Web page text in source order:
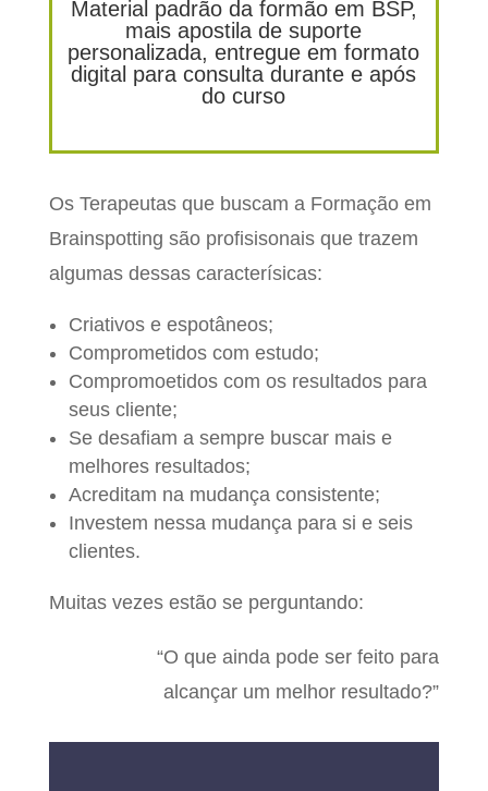
Material padrão da formão em BSP,
mais apostila de suporte
personalizada, entregue em formato
digital para consulta durante e após
do curso
Os Terapeutas que buscam a Formação em
Brainspotting são profisisonais que trazem
algumas dessas caracterísicas:
Criativos e espotâneos;
Comprometidos com estudo;
Compromoetidos com os resultados para
seus cliente;
Se desafiam a sempre buscar mais e
melhores resultados;
Acreditam na mudança consistente;
Investem nessa mudança para si e seis
clientes.
Muitas vezes estão se perguntando:
“O que ainda pode ser feito para
alcançar um melhor resultado?”